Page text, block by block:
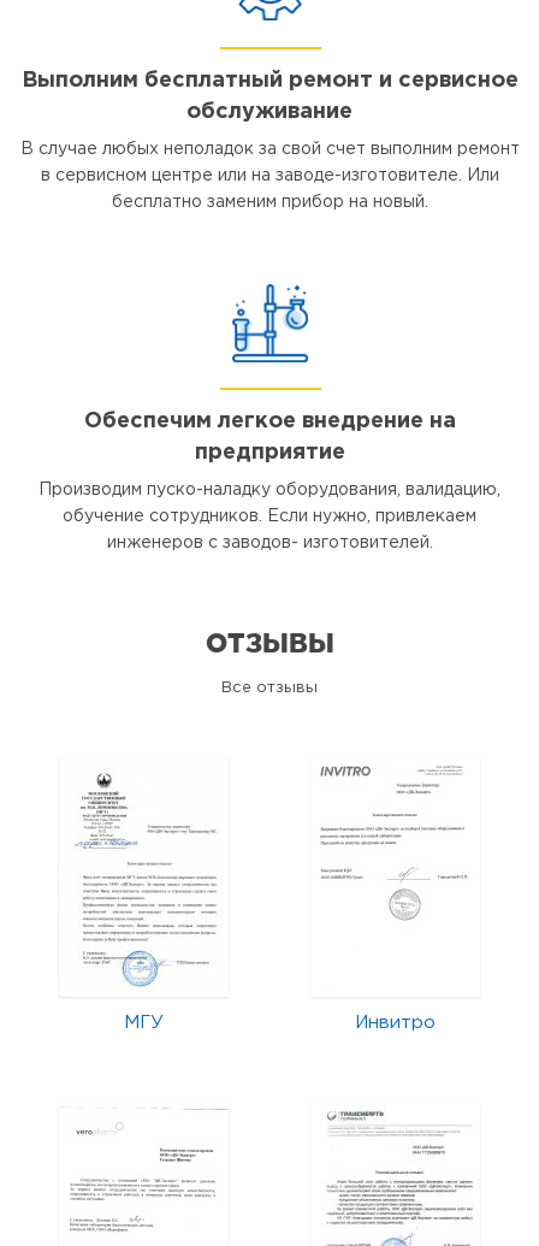
Выполним бесплатный ремонт и сервисное
обслуживание
В случае любых неполадок за свой счет выполним ремонт
в сервисном центре или на заводе-изготовителе. Или
бесплатно заменим прибор на новый.
Обеспечим легкое внедрение на
предприятие
Производим пуско-наладку оборудования, валидацию,
обучение сотрудников. Если нужно, привлекаем
инженеров с заводов- изготовителей.
ОТЗЫВЫ
Все отзывы
МГУ Инвитро